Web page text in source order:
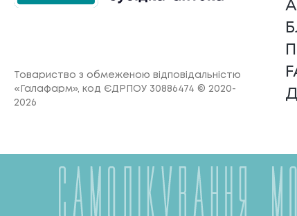
Товариство з обмеженою відповідальністю
«Галафарм», код ЄДРПОУ 30886474 © 2020-
2026